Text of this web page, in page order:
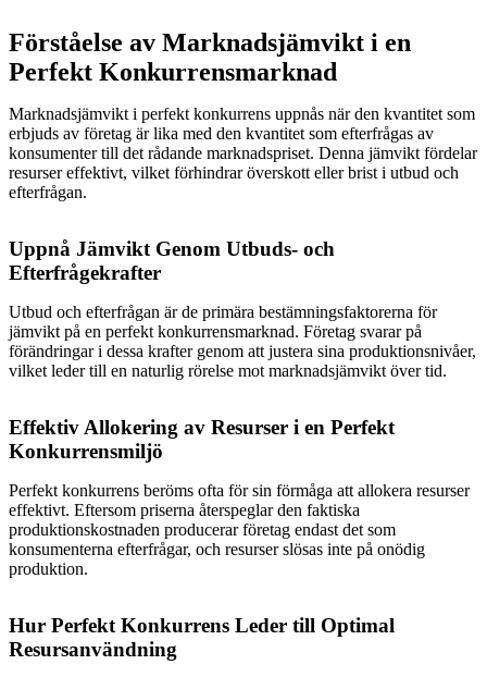
Förståelse av Marknadsjämvikt i en
Perfekt Konkurrensmarknad
Marknadsjämvikt i perfekt konkurrens uppnås när den kvantitet som
erbjuds av företag är lika med den kvantitet som efterfrågas av
konsumenter till det rådande marknadspriset. Denna jämvikt fördelar
resurser effektivt, vilket förhindrar överskott eller brist i utbud och
efterfrågan.
Uppnå Jämvikt Genom Utbuds- och
Efterfrågekrafter
Utbud och efterfrågan är de primära bestämningsfaktorerna för
jämvikt på en perfekt konkurrensmarknad. Företag svarar på
förändringar i dessa krafter genom att justera sina produktionsnivåer,
vilket leder till en naturlig rörelse mot marknadsjämvikt över tid.
Effektiv Allokering av Resurser i en Perfekt
Konkurrensmiljö
Perfekt konkurrens beröms ofta för sin förmåga att allokera resurser
effektivt. Eftersom priserna återspeglar den faktiska
produktionskostnaden producerar företag endast det som
konsumenterna efterfrågar, och resurser slösas inte på onödig
produktion.
Hur Perfekt Konkurrens Leder till Optimal
Resursanvändning